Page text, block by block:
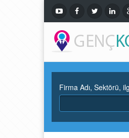
Firma Adı, Sektörü,